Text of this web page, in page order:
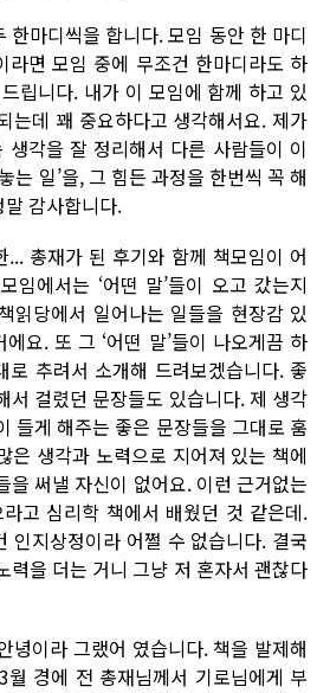
한마디씩을 합니다. 모임 동안 한 마디
라면 모임 중에 무조건 한마디라도 하
립니다. 내가 이 모임에 함께 하고 있
는데 꽤 중요하다고 생각해서요. 제가
생각을 잘 정리해서 다른 사람들이 이
는 일’을, 그 힘든 과정을 한번씩 꼭 해
감사합니다.
총재가 된 후기와 함께 책모임이 어
임에서는 ‘어떤 말’들이 오고 갔는지
읽당에서 일어나는 일들을 현장감 있
요. 또 그 ‘어떤 말’들이 나오게끔 하
로 추려서 소개해 드려보겠습니다. 좋
서 걸렸던 문장들도 있습니다. 제 생각
들게 해주는 좋은 문장들을 그대로 훔
은 생각과 노력으로 지어져 있는 책에
을 써낼 자신이 없어요. 이런 근거없는
고 심리학 책에서 배웠던 것 같은데.
인지상정이라 어쩔 수 없습니다. 결국
력을 더는 거니 그냥 저 혼자서 괜찮다
녕이라 그랬어 였습니다. 책을 발제해
경에 전 총재님께서 기로님에게 부